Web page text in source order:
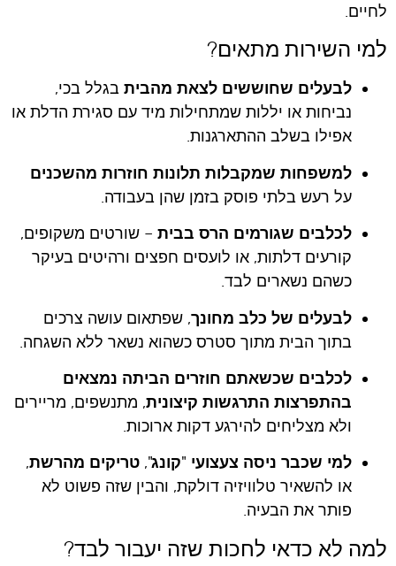
לחיים.
למי השירות מתאים?
לבעלים שחוששים לצאת מהבית בגלל בכי,
נביחות או יללות שמתחילות מיד עם סגירת הדלת או
אפילו בשלב ההתארגנות.
למשפחות שמקבלות תלונות חוזרות מהשכנים
על רעש בלתי פוסק בזמן שהן בעבודה.
לכלבים שגורמים הרס בבית – שורטים משקופים,
קורעים דלתות, או לועסים חפצים ורהיטים בעיקר
כשהם נשארים לבד.
לבעלים של כלב מחונך, שפתאום עושה צרכים
בתוך הבית מתוך סטרס כשהוא נשאר ללא השגחה.
לכלבים שכשאתם חוזרים הביתה נמצאים
בהתפרצות התרגשות קיצונית, מתנשפים, מריירים
ולא מצליחים להירגע דקות ארוכות.
למי שכבר ניסה צעצועי "קונג", טריקים מהרשת,
או להשאיר טלוויזיה דולקת, והבין שזה פשוט לא
פותר את הבעיה.
למה לא כדאי לחכות שזה יעבור לבד?